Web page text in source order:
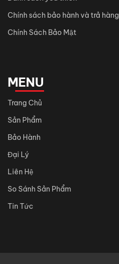
Chính sách bảo hành và trả hàng
Chính Sách Bảo Mật
MENU
Trang Chủ
Sản Phẩm
Bảo Hành
Đại Lý
Liên Hệ
So Sánh Sản Phẩm
Tin Tức